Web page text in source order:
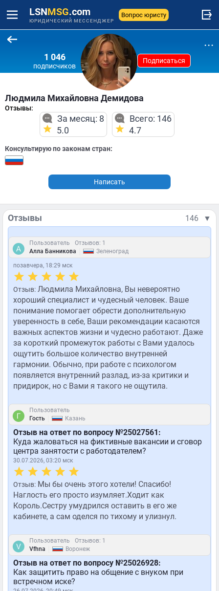
LSNMSG.com
ЮРИДИЧЕСКИЙ МЕССЕНДЖЕР
Вопрос юристу
1 046
подписчиков
Подписаться
...
Людмила Михайловна Демидова
Отзывы:
За месяц: 8
5.0
Всего: 146
4.7
Консультирую по законам стран:
Написать
Отзывы 146 ▼
Пользователь
Отзывов: 1
Алла Банникова
Зеленоград
позавчера, 18:29 мск
Отзыв: Людмила Михайловна, Вы невероятно
хороший специалист и чудесный человек. Ваше
понимание помогает обрести дополнительную
уверенность в себе, Ваши рекомендации касаются
важных аспектов жизни и чудесно работают. Даже
за короткий промежуток работы с Вами удалось
ощутить большое количество внутренней
гармонии. Обычно, при работе с психологом
появляется внутренний разлад, из-за критики и
придирок, но с Вами я такого не ощутила.
Пользователь
Гость
Казань
Отзыв на ответ по вопросу №25027561:
Куда жаловаться на фиктивные вакансии и сговор
центра занятости с работодателем?
30.07.2026, 03:20 мск
Отзыв: Мы бы очень этого хотели! Спасибо!
Наглость его просто изумляет.Ходит как
Король.Сестру умудрился оставить в его же
кабинете, а сам оделся по тихому и улизнул.
Пользователь
Отзывов: 1
Vfhna
Воронеж
Отзыв на ответ по вопросу №25026928:
Как защитить право на общение с внуком при
встречном иске?